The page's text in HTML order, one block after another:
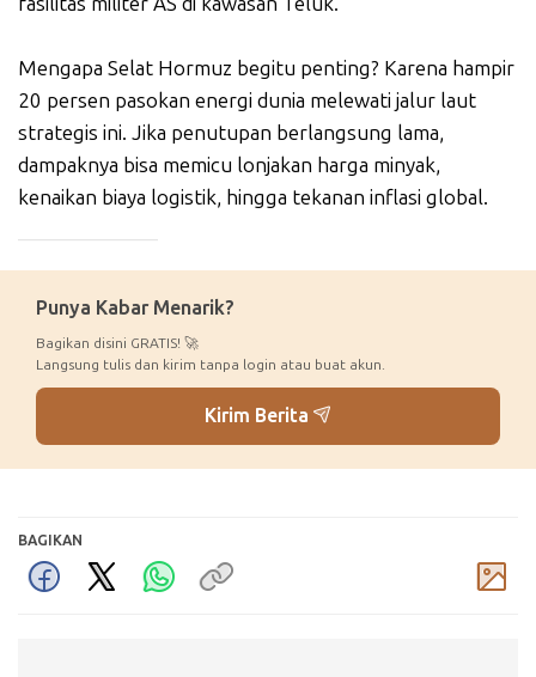
Mengapa Selat Hormuz begitu penting? Karena hampir
20 persen pasokan energi dunia melewati jalur laut
strategis ini. Jika penutupan berlangsung lama,
dampaknya bisa memicu lonjakan harga minyak,
kenaikan biaya logistik, hingga tekanan inflasi global.
Punya Kabar Menarik?
Bagikan disini GRATIS! 🚀
Langsung tulis dan kirim tanpa login atau buat akun.
Kirim Berita
BAGIKAN